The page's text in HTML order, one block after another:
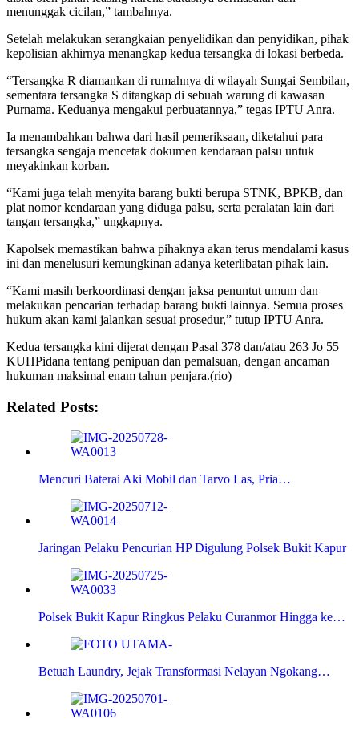
menunggak cicilan,” tambahnya.
Setelah melakukan serangkaian penyelidikan dan penyidikan, pihak
kepolisian akhirnya menangkap kedua tersangka di lokasi berbeda.
“Tersangka R diamankan di rumahnya di wilayah Sungai Sembilan,
sementara tersangka S ditangkap di sebuah warung di kawasan
Purnama. Keduanya mengakui perbuatannya,” tegas IPTU Anra.
Ia menambahkan bahwa dari hasil pemeriksaan, diketahui para
tersangka sengaja mencetak dokumen kendaraan palsu untuk
meyakinkan korban.
“Kami juga telah menyita barang bukti berupa STNK, BPKB, dan
plat nomor kendaraan yang diduga palsu, serta peralatan lain dari
tangan tersangka,” ungkapnya.
Kapolsek memastikan bahwa pihaknya akan terus mendalami kasus
ini dan menelusuri kemungkinan adanya keterlibatan pihak lain.
“Kami masih berkoordinasi dengan jaksa penuntut umum dan
melakukan pencarian terhadap barang bukti lainnya. Semua proses
hukum akan kami jalankan sesuai prosedur,” tutup IPTU Anra.
Kedua tersangka kini dijerat dengan Pasal 378 dan/atau 263 Jo 55
KUHPidana tentang penipuan dan pemalsuan, dengan ancaman
hukuman maksimal enam tahun penjara.(rio)
Related Posts:
Mencuri Baterai Aki Mobil dan Tarvo Las, Pria…
Jaringan Pelaku Pencurian HP Digulung Polsek Bukit Kapur
Polsek Bukit Kapur Ringkus Pelaku Curanmor Hingga ke…
Betuah Laundry, Jejak Transformasi Nelayan Ngokang…